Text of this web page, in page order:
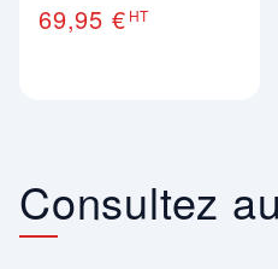
69,95 € HT
Consultez